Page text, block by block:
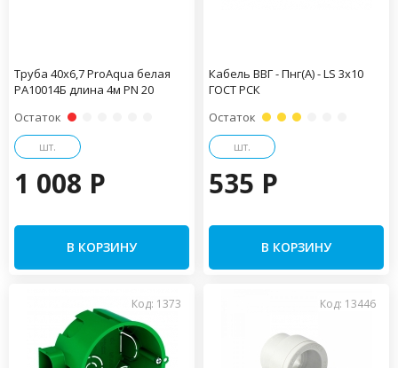
Труба 40x6,7 ProAqua белая
PA10014Б длина 4м PN 20
Остаток
шт.
1 008 P
В КОРЗИНУ
Кабель ВВГ - Пнг(А) - LS 3х10
ГОСТ РСК
Остаток
шт.
535 P
В КОРЗИНУ
Код: 1373 Код: 13446